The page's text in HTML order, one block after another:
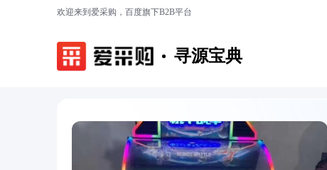
欢迎来到爱采购，百度旗下B2B平台
寻源宝典